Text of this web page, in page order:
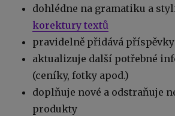
dohlédne na gramatiku a
korektury textů
pravidelně přidává
aktualizuje další potřebné
(ceníky, fotky apod.)
doplňuje nové a odstraňuje
produkty